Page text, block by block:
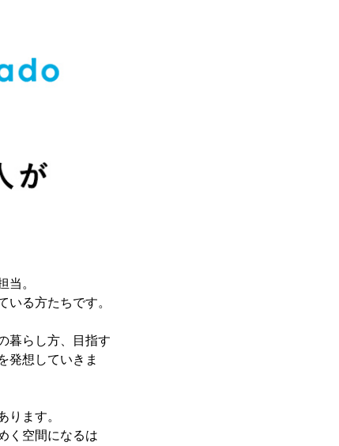
当。
る方たちです。
暮らし方、目指す
発想していきま
ります。
く空間になるは